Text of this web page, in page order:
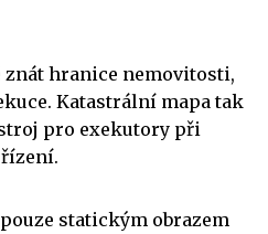
znát hranice nemovitosti,
Katastrální mapa tak
pro exekutory při
statickým obrazem